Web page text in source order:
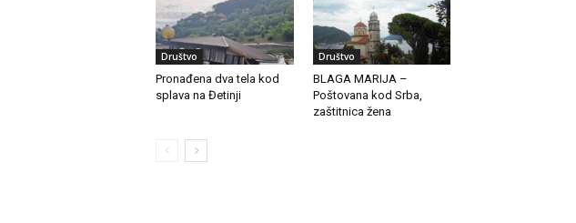
Društvo
Pronađena dva tela kod
splava na Đetinji
Društvo
BLAGA MARIJA –
Poštovana kod Srba,
zaštitnica žena